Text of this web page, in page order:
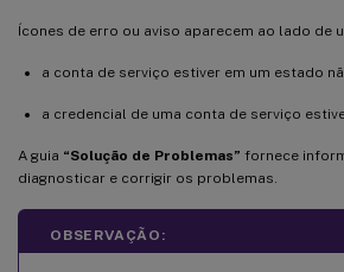
Ícones de erro ou aviso aparecem ao lado de
a conta de serviço estiver em um estado
a credencial de uma conta de serviço
A guia “Solução de Problemas” fornece
diagnosticar e corrigir os problemas.
OBSERVAÇÃO: